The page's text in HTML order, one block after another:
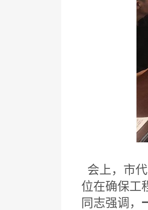
会上，市
位在确保工
同志强调，